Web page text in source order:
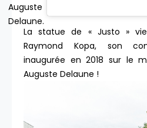
Auguste
Delaune.
La statue de « Justo »
Raymond Kopa, son
inaugurée en 2018 sur le
Auguste Delaune !